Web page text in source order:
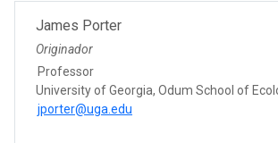
James Porter
Originador
Professor
University of Georgia, Odum School of
jporter@uga.edu